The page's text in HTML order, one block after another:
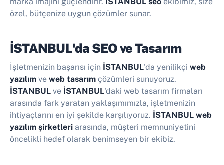
özel, bütçenize uygun çözümler sunar.
İSTANBUL'da SEO ve Tasarım
İşletmenizin başarısı için İSTANBUL'da yenilikçi web
yazılım ve web tasarım çözümleri sunuyoruz.
İSTANBUL ve İSTANBUL'daki web tasarım firmaları
arasında fark yaratan yaklaşımımızla, işletmenizin
ihtiyaçlarını en iyi şekilde karşılıyoruz. İSTANBUL web
yazılım şirketleri arasında, müşteri memnuniyetini
öncelikli hedef olarak benimseyen bir ekibiz.